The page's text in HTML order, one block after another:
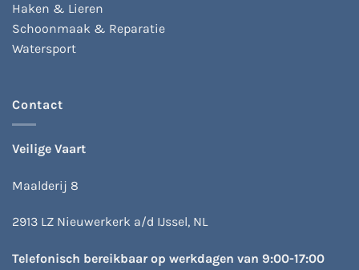
Haken & Lieren
Schoonmaak & Reparatie
Watersport
Contact
Veilige Vaart
Maalderij 8
2913 LZ Nieuwerkerk a/d IJssel, NL
Telefonisch bereikbaar op werkdagen van 9:00-17:00